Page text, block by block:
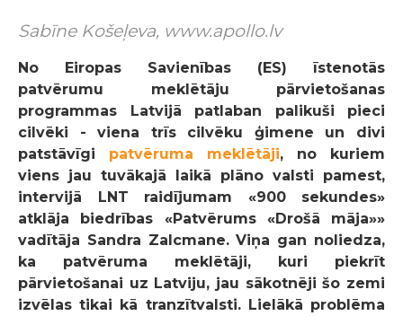
Sabīne Košeļeva, www.apollo.lv
No Eiropas Savienības (ES) īstenotās
patvērumu meklētāju pārvietošanas
programmas Latvijā patlaban palikuši pieci
cilvēki - viena trīs cilvēku ģimene un divi
patstāvīgi patvēruma meklētāji, no kuriem
viens jau tuvākajā laikā plāno valsti pamest,
intervijā LNT raidījumam «900 sekundes»
atklāja biedrības «Patvērums «Drošā māja»»
vadītāja Sandra Zalcmane. Viņa gan noliedza,
ka patvēruma meklētāji, kuri piekrīt
pārvietošanai uz Latviju, jau sākotnēji šo zemi
izvēlas tikai kā tranzītvalsti. Lielākā problēma